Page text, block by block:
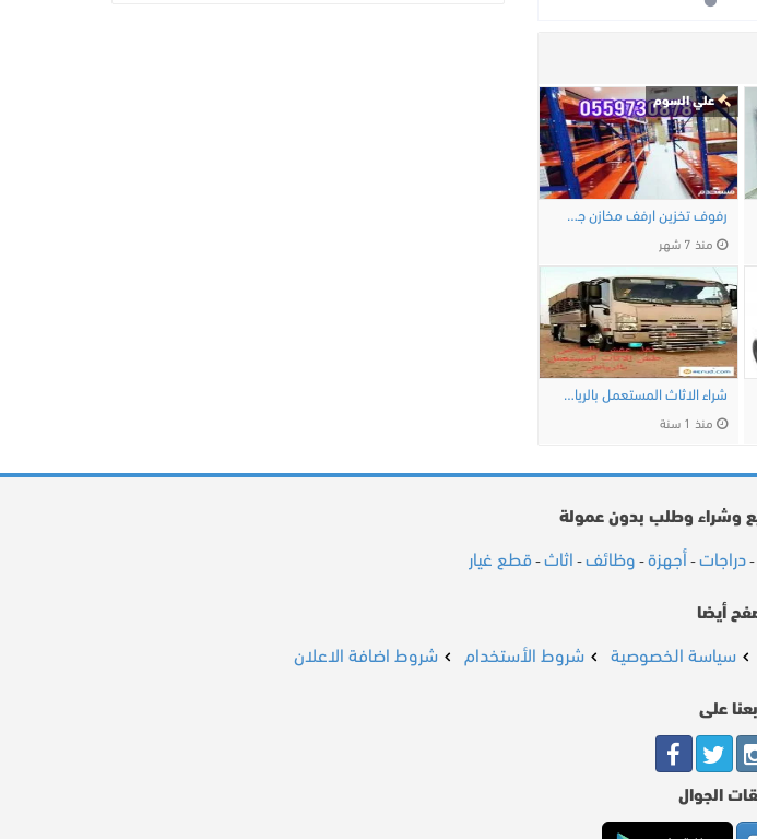
علي السوم
رفوف تخزين ارفف مخازن جديد
منذ 7 شهر
شراء الاثاث المستعمل بالرياض
منذ 1 سنة
وشراء وطلب بدون عمولة
-دراجات - أجهزة - وظائف - اثاث -قطع غيار
أيضا
سياسة الخصوصية شروط الأستخدام شروط اضافة الاعلان
على
الجوال